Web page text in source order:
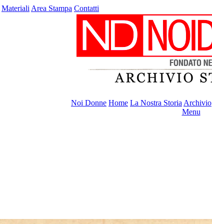
Materiali Area Stampa Contatti
Noi Donne Home La Nostra Storia Archivio
Menu